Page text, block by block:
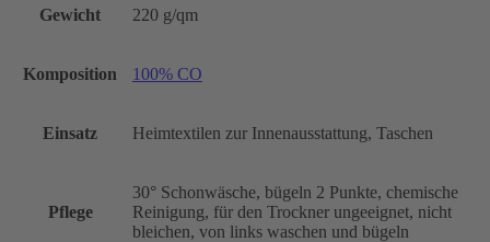
Gewicht 220 g/qm
Komposition 100% CO
Einsatz Heimtextilen zur Innenausstattung, Taschen
Pflege
30° Schonwäsche, bügeln 2 Punkte, chemische
Reinigung, für den Trockner ungeeignet, nicht
bleichen, von links waschen und bügeln